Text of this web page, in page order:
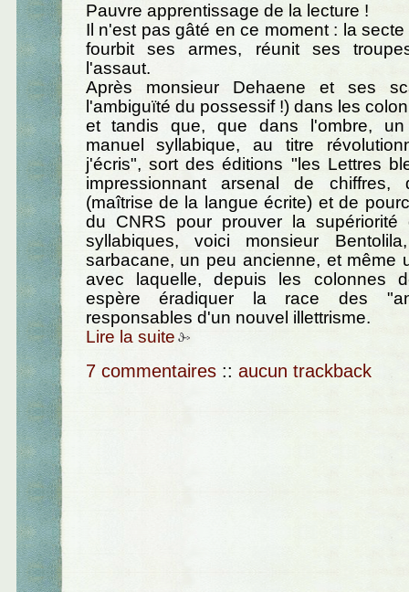
Pauvre apprentissage de la lecture !
Il n'est pas gâté en ce moment : la
fourbit ses armes, réunit ses
l'assaut.
Après monsieur Dehaene et ses
l'ambiguïté du possessif !) dans les
et tandis que, que dans l'ombre,
manuel syllabique, au titre
j'écris", sort des éditions "les Lettres
impressionnant arsenal de chiffres,
(maîtrise de la langue écrite) et de
du CNRS pour prouver la supériorité
syllabiques, voici monsieur
sarbacane, un peu ancienne, et même
avec laquelle, depuis les colonnes
espère éradiquer la race des
responsables d'un nouvel illettrisme.
Lire la suite
7 commentaires :: aucun trackback